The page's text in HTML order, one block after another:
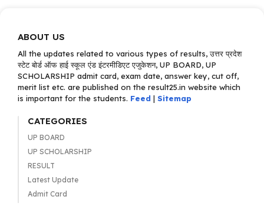
ABOUT US
All the updates related to various types of results, उत्तर प्रदेश
स्टेट बोर्ड ऑफ हाई स्कूल एंड इंटरमीडिएट एजुकेशन, UP BOARD, UP
SCHOLARSHIP admit card, exam date, answer key, cut off,
merit list etc. are published on the result25.in website which
is important for the students. Feed | Sitemap
CATEGORIES
UP BOARD
UP SCHOLARSHIP
RESULT
Latest Update
Admit Card